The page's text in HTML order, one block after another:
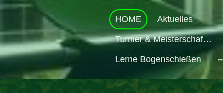
HOME Aktuelles
Turnier & Meisterschaften
Lerne Bogenschießen